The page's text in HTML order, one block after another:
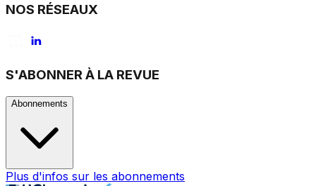
NOS RÉSEAUX
S'ABONNER À LA REVUE
Abonnements
Plus d'infos sur les abonnements